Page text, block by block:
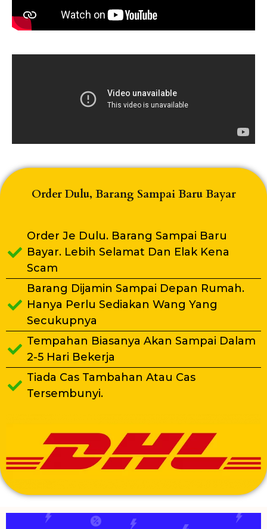
Order Dulu, Barang Sampai Baru Bayar
Order Je Dulu. Barang Sampai Baru
Bayar. Lebih Selamat Dan Elak Kena
Scam
Barang Dijamin Sampai Depan Rumah.
Hanya Perlu Sediakan Wang Yang
Secukupnya
Tempahan Biasanya Akan Sampai Dalam
2-5 Hari Bekerja
Tiada Cas Tambahan Atau Cas
Tersembunyi.